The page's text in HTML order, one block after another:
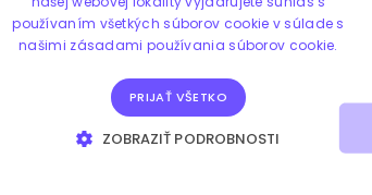
0.084060000 € +6.10% 3.3B €
používaním všetkých súborov cookie v súlade s
našimi zásadami používania súborov cookie.
PRIJAŤ VŠETKO
ZOBRAZIŤ PODROBNOSTI